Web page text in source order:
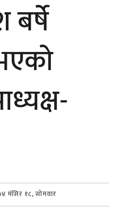
मंसिर १८, सोमवार